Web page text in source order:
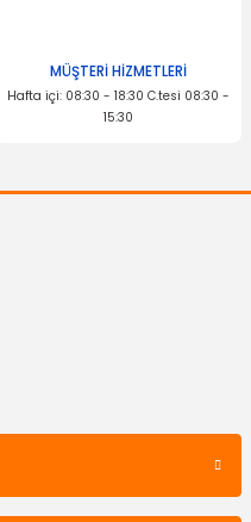
MÜŞTERİ HİZMETLERİ
Hafta içi: 08:30 - 18:30 C.tesi 08:30 -
15:30